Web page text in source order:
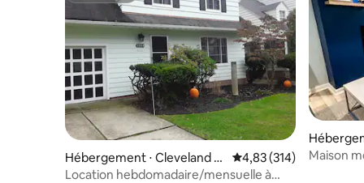
Hébergement ⋅ Cleveland H
eights
Évaluation moyenne
4,83 (314)
Location hebdomadaire/mensuelle à
Maison